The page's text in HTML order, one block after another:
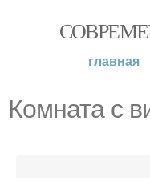
главная
Комната с